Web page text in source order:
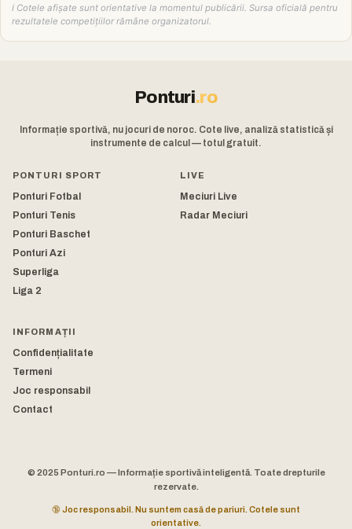
ℹ️ Cotele afișate sunt orientative la momentul publicării. Sursa oficială pentru
rezultatele competițiilor rămâne organizatorul.
Ponturi.ro
Informație sportivă, nu jocuri de noroc. Cote live, analiză statistică și
instrumente de calcul — totul gratuit.
PONTURI SPORT
Ponturi Fotbal
Ponturi Tenis
Ponturi Baschet
Ponturi Azi
Superliga
Liga 2
LIVE
Meciuri Live
Radar Meciuri
INFORMAȚII
Confidențialitate
Termeni
Joc responsabil
Contact
© 2025 Ponturi.ro — Informație sportivă inteligentă. Toate drepturile
rezervate.
🔞 Joc responsabil. Nu suntem casă de pariuri. Cotele sunt
orientative.